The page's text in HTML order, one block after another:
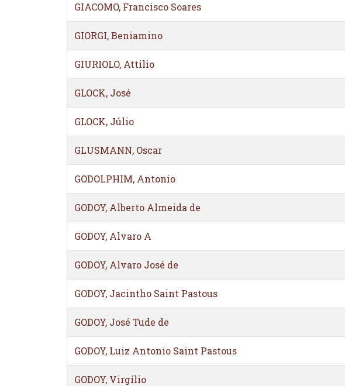
GIACOMO, Francisco Soares
GIORGI, Beniamino
GIURIOLO, Attilio
GLOCK, José
GLOCK, Júlio
GLUSMANN, Oscar
GODOLPHIM, Antonio
GODOY, Alberto Almeida de
GODOY, Alvaro A
GODOY, Alvaro José de
GODOY, Jacintho Saint Pastous
GODOY, José Tude de
GODOY, Luiz Antonio Saint Pastous
GODOY, Virgílio